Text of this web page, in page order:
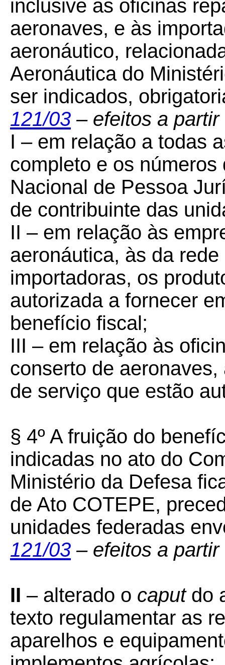
inclusive as oficinas
aeronaves, e às
aeronáutico,
Aeronáutica do
ser indicados,
121/03 – efeitos a
I – em relação a todas
completo e os
Nacional de Pessoa
de contribuinte das
II – em relação às
aeronáutica, às da
importadoras, os
autorizada a fornecer
benefício fiscal;
III – em relação às
conserto de
de serviço que estão
§ 4º A fruição do
indicadas no ato do
Ministério da Defesa
de Ato COTEPE,
unidades federadas
121/03 – efeitos a
II – alterado o caput do
texto regulamentar as
aparelhos e